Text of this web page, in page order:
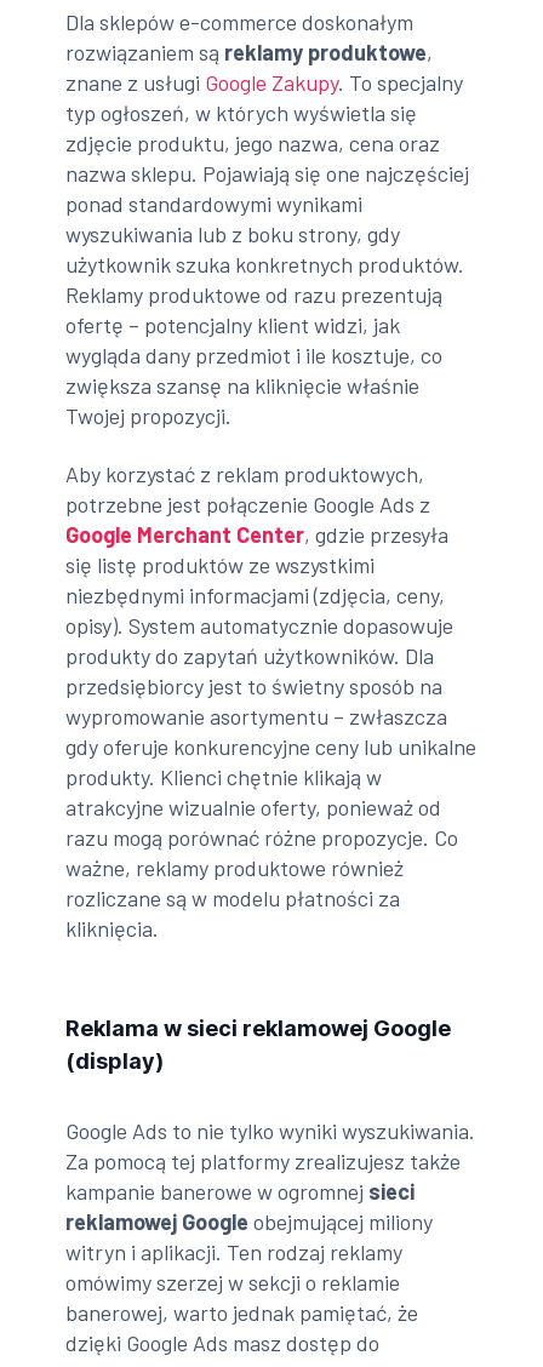
Dla sklepów e-commerce doskonałym
rozwiązaniem są reklamy produktowe,
znane z usługi Google Zakupy. To specjalny
typ ogłoszeń, w których wyświetla się
zdjęcie produktu, jego nazwa, cena oraz
nazwa sklepu. Pojawiają się one najczęściej
ponad standardowymi wynikami
wyszukiwania lub z boku strony, gdy
użytkownik szuka konkretnych produktów.
Reklamy produktowe od razu prezentują
ofertę – potencjalny klient widzi, jak
wygląda dany przedmiot i ile kosztuje, co
zwiększa szansę na kliknięcie właśnie
Twojej propozycji.
Aby korzystać z reklam produktowych,
potrzebne jest połączenie Google Ads z
Google Merchant Center, gdzie przesyła
się listę produktów ze wszystkimi
niezbędnymi informacjami (zdjęcia, ceny,
opisy). System automatycznie dopasowuje
produkty do zapytań użytkowników. Dla
przedsiębiorcy jest to świetny sposób na
wypromowanie asortymentu – zwłaszcza
gdy oferuje konkurencyjne ceny lub unikalne
produkty. Klienci chętnie klikają w
atrakcyjne wizualnie oferty, ponieważ od
razu mogą porównać różne propozycje. Co
ważne, reklamy produktowe również
rozliczane są w modelu płatności za
kliknięcia.
Reklama w sieci reklamowej Google
(display)
Google Ads to nie tylko wyniki wyszukiwania.
Za pomocą tej platformy zrealizujesz także
kampanie banerowe w ogromnej sieci
reklamowej Google obejmującej miliony
witryn i aplikacji. Ten rodzaj reklamy
omówimy szerzej w sekcji o reklamie
banerowej, warto jednak pamiętać, że
dzięki Google Ads masz dostęp do